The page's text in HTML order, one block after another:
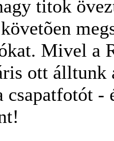
titok
Mivel a
ott álltunk
csapatfotót -